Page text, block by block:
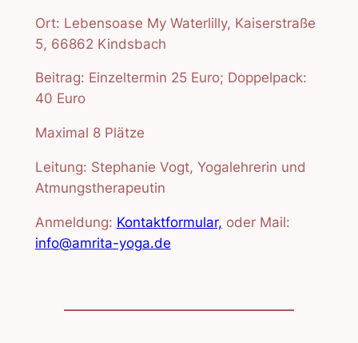
Ort: Lebensoase My Waterlilly, Kaiserstraße
5, 66862 Kindsbach
Beitrag: Einzeltermin 25 Euro; Doppelpack:
40 Euro
Maximal 8 Plätze
Leitung: Stephanie Vogt, Yogalehrerin und
Atmungstherapeutin
Anmeldung: Kontaktformular, oder Mail:
info@amrita-yoga.de